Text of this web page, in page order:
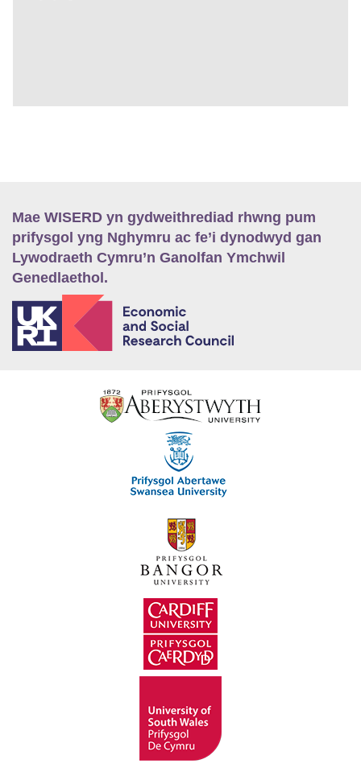
Mae WISERD yn gydweithrediad rhwng pum
prifysgol yng Nghymru ac fe’i dynodwyd gan
Lywodraeth Cymru’n Ganolfan Ymchwil
Genedlaethol.